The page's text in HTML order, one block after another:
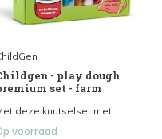
- play dough
set - farm
deze knutselset met...
voorraad